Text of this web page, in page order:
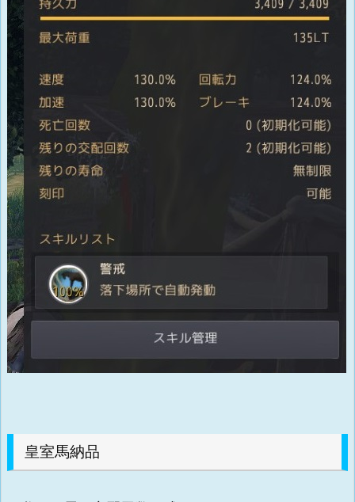
皇室馬納品